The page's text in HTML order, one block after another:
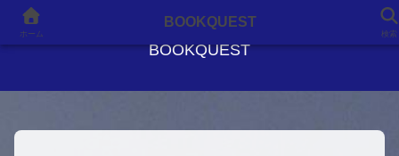
BOOKQUEST
ホーム
BOOKQUEST
検索